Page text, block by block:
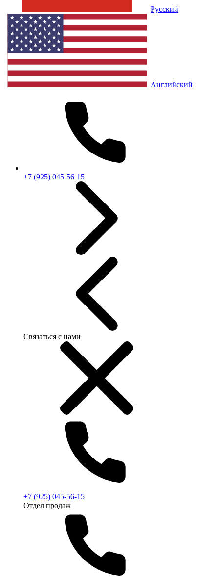
Русский
Английский
+7 (925) 045-56-15
Связаться с нами
+7 (925) 045-56-15
Отдел продаж